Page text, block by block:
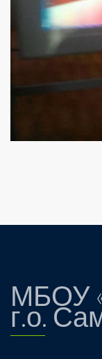
МБОУ
г.о.